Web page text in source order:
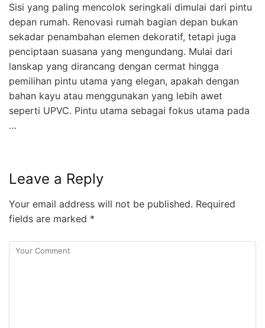
Sisi yang paling mencolok seringkali dimulai dari pintu
depan rumah. Renovasi rumah bagian depan bukan
sekadar penambahan elemen dekoratif, tetapi juga
penciptaan suasana yang mengundang. Mulai dari
lanskap yang dirancang dengan cermat hingga
pemilihan pintu utama yang elegan, apakah dengan
bahan kayu atau menggunakan yang lebih awet
seperti UPVC. Pintu utama sebagai fokus utama pada
…
Leave a Reply
Your email address will not be published. Required
fields are marked *